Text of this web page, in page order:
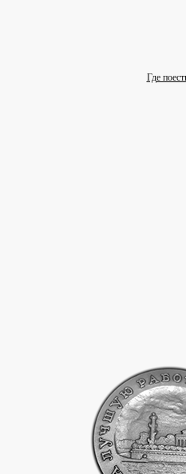
Где